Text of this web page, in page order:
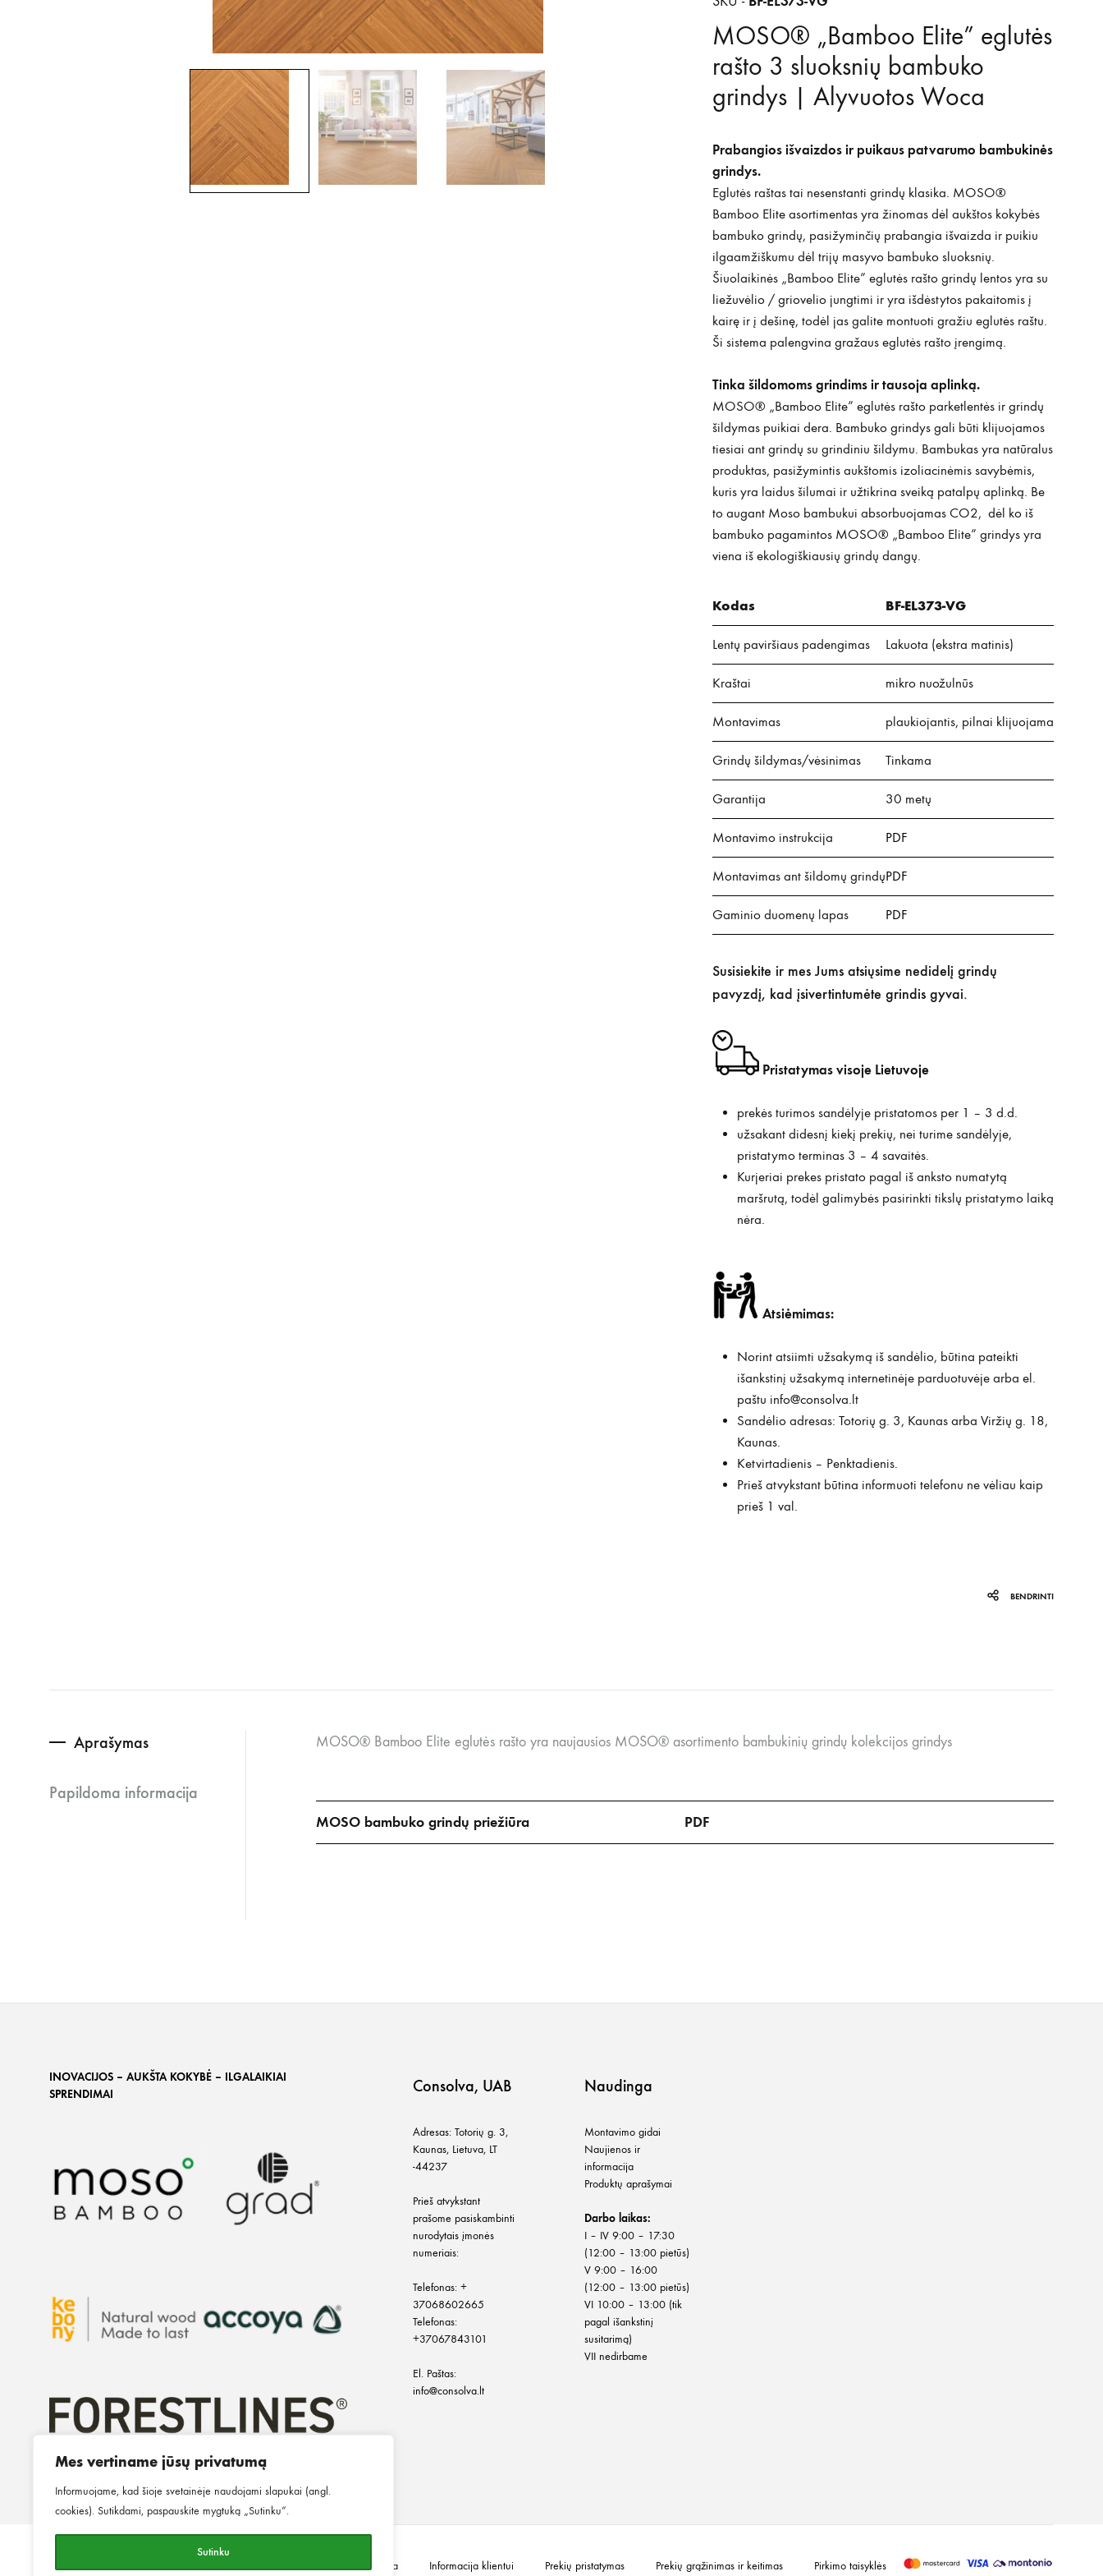
Mes vertiname jūsų privatumą
Informuojame, kad šioje svetainėje naudojami slapukai (angl.
cookies). Sutikdami, paspauskite mygtuką „Sutinku“.
Sutinku
MOSO® „Bamboo Elite” eglutės
rašto 3 sluoksnių bambuko
grindys | Alyvuotos Woca
Prabangios išvaizdos ir puikaus patvarumo bambukinės
grindys.
Eglutės raštas tai nesenstanti grindų klasika. MOSO®
Bamboo Elite asortimentas yra žinomas dėl aukštos kokybės
bambuko grindų, pasižyminčių prabangia išvaizda ir puikiu
ilgaamžiškumu dėl trijų masyvo bambuko sluoksnių.
Šiuolaikinės „Bamboo Elite” eglutės rašto grindų lentos yra su
liežuvėlio / griovelio jungtimi ir yra išdėstytos pakaitomis į
kairę ir į dešinę, todėl jas galite montuoti gražiu eglutės raštu.
Ši sistema palengvina gražaus eglutės rašto įrengimą.
Tinka šildomoms grindims ir tausoja aplinką.
MOSO® „Bamboo Elite” eglutės rašto parketlentės ir grindų
šildymas puikiai dera. Bambuko grindys gali būti klijuojamos
tiesiai ant grindų su grindiniu šildymu. Bambukas yra natūralus
produktas, pasižymintis aukštomis izoliacinėmis savybėmis,
kuris yra laidus šilumai ir užtikrina sveiką patalpų aplinką. Be
to augant Moso bambukui absorbuojamas CO2, dėl ko iš
bambuko pagamintos MOSO® „Bamboo Elite” grindys yra
viena iš ekologiškiausių grindų dangų.
Kodas BF-EL373-VG
Lentų paviršiaus padengimas Lakuota (ekstra matinis)
Kraštai mikro nuožulnūs
Montavimas plaukiojantis, pilnai klijuojama
Grindų šildymas/vėsinimas Tinkama
Garantija 30 metų
Montavimo instrukcija PDF
Montavimas ant šildomų grindųPDF
Gaminio duomenų lapas PDF
Susisiekite ir mes Jums atsiųsime nedidelį grindų
pavyzdį, kad įsivertintumėte grindis gyvai.
Pristatymas visoje Lietuvoje
prekės turimos sandėlyje pristatomos per 1 – 3 d.d.
užsakant didesnį kiekį prekių, nei turime sandėlyje,
pristatymo terminas 3 – 4 savaitės.
Kurjeriai prekes pristato pagal iš anksto numatytą
maršrutą, todėl galimybės pasirinkti tikslų pristatymo laiką
nėra.
Atsiėmimas:
Norint atsiimti užsakymą iš sandėlio, būtina pateikti
išankstinį užsakymą internetinėje parduotuvėje arba el.
paštu info@consolva.lt
Sandėlio adresas: Totorių g. 3, Kaunas arba Viržių g. 18,
Kaunas.
Ketvirtadienis – Penktadienis.
Prieš atvykstant būtina informuoti telefonu ne vėliau kaip
prieš 1 val.
BENDRINTI
Aprašymas
Papildoma informacija
MOSO® Bamboo Elite eglutės rašto yra naujausios MOSO® asortimento bambukinių grindų kolekcijos grindys
MOSO bambuko grindų priežiūra PDF
INOVACIJOS – AUKŠTA KOKYBĖ – ILGALAIKIAI
SPRENDIMAI
Consolva, UAB
Adresas: Totorių g. 3,
Kaunas, Lietuva, LT
-44237
Prieš atvykstant
prašome pasiskambinti
nurodytais įmonės
numeriais:
Telefonas: +
37068602665
Telefonas:
+37067843101
El. Paštas:
info@consolva.lt
Naudinga
Montavimo gidai
Naujienos ir
informacija
Produktų aprašymai
Darbo laikas:
I – IV 9:00 – 17:30
(12:00 – 13:00 pietūs)
V 9:00 – 16:00
(12:00 – 13:00 pietūs)
VI 10:00 – 13:00 (tik
pagal išankstinį
susitarimą)
VII nedirbame
©2026MINGO.Visos teisės
Privatumo politika Slapukų politika Informacija klientui Prekių pristatymas Prekių grąžinimas ir keitimas Pirkimo taisyklės